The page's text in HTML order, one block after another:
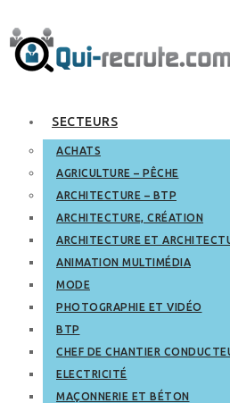
SECTEURS
ACHATS
AGRICULTURE – PÊCHE
ARCHITECTURE – BTP
ARCHITECTURE, CRÉATION
ARCHITECTURE ET
ANIMATION MULTIMÉDIA
MODE
PHOTOGRAPHIE ET VIDÉO
BTP
CHEF DE CHANTIER
ELECTRICITÉ
MAÇONNERIE ET BÉTON